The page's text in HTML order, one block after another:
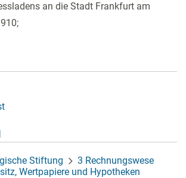
an die Stadt Frankfurt am
Stiftung
3 Rechnungswese
Wertpapiere und Hypotheken